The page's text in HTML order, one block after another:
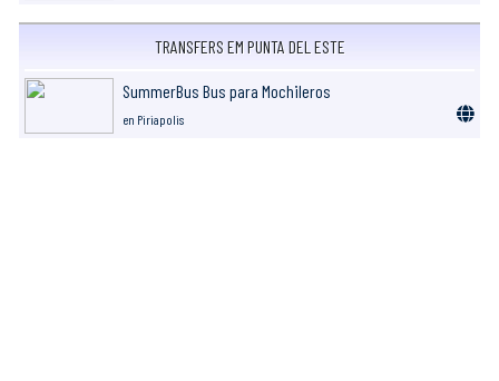
TRANSFERS EM PUNTA DEL ESTE
SummerBus Bus para Mochileros
en Piriapolis